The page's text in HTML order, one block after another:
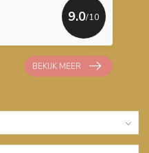
9.0/10
BEKIJK MEER